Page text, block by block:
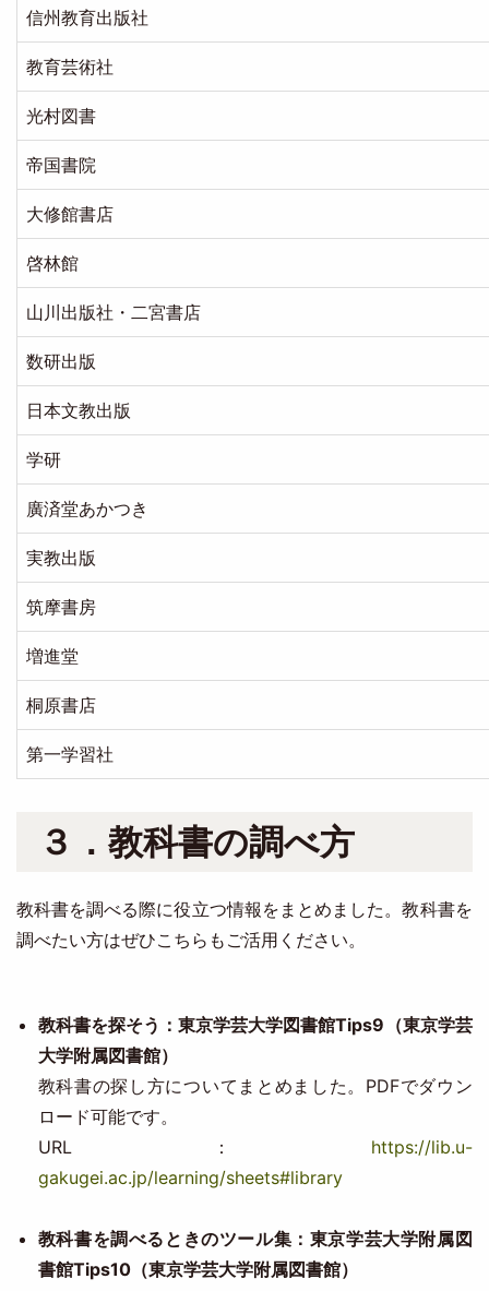
信州教育出版社
教育芸術社
光村図書
帝国書院
大修館書店
啓林館
山川出版社・二宮書店
数研出版
日本文教出版
学研
廣済堂あかつき
実教出版
筑摩書房
増進堂
桐原書店
第一学習社
３．教科書の調べ方
教科書を調べる際に役立つ情報をまとめました。教科書を
調べたい方はぜひこちらもご活用ください。
教科書を探そう：東京学芸大学図書館Tips9（東京学芸
大学附属図書館）
教科書の探し方についてまとめました。PDFでダウン
ロード可能です。
URL： https://lib.u-
gakugei.ac.jp/learning/sheets#library
教科書を調べるときのツール集：東京学芸大学附属図
書館Tips10（東京学芸大学附属図書館）